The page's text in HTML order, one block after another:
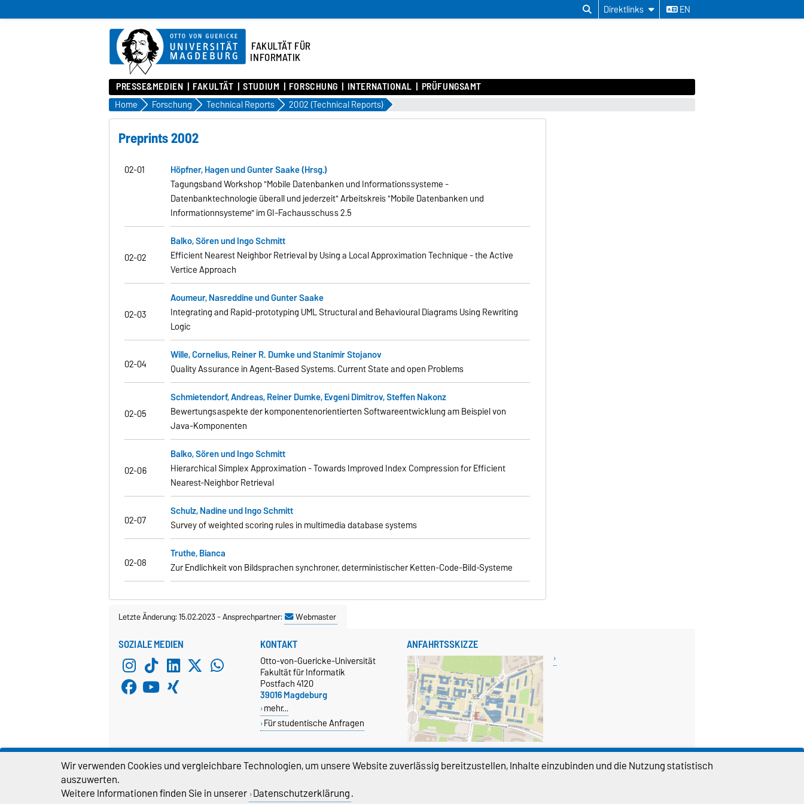
Direktlinks EN
FAKULTÄT FÜR
INFORMATIK
PRESSE&MEDIEN FAKULTÄT STUDIUM FORSCHUNG INTERNATIONAL PRÜFUNGSAMT
Home Forschung Technical Reports 2002 (Technical Reports)
Preprints 2002
02-01
Höpfner, Hagen und Gunter Saake (Hrsg.)
Tagungsband Workshop "Mobile Datenbanken und Informationssysteme -
Datenbanktechnologie überall und jederzeit" Arbeitskreis "Mobile Datenbanken und
Informationnsysteme" im GI-Fachausschuss 2.5
02-02
Balko, Sören und Ingo Schmitt
Efficient Nearest Neighbor Retrieval by Using a Local ApproximationTechnique - the Active
Vertice Approach
02-03
Aoumeur, Nasreddine und Gunter Saake
Integrating and Rapid-prototyping UML Structural and BehaviouralDiagrams Using Rewriting
Logic
02-04
Wille, Cornelius, Reiner R. Dumke und Stanimir Stojanov
Quality Assurance in Agent-Based Systems.Current State and open Problems
02-05
Schmietendorf, Andreas, Reiner Dumke, Evgeni Dimitrov, Steffen Nakonz
Bewertungsaspekte der komponentenorientierten Softwareentwicklung am Beispiel von
Java-Komponenten
02-06
Balko, Sören und Ingo Schmitt
Hierarchical Simplex Approximation - Towards Improved Index Compressionfor Efficient
Nearest-Neighbor Retrieval
02-07
Schulz, Nadine und Ingo Schmitt
Survey of weighted scoring rules in multimedia database systems
02-08
Truthe, Bianca
Zur Endlichkeit von Bildsprachen synchroner, deterministischer Ketten-Code-Bild-Systeme
Letzte Änderung: 15.02.2023-Ansprechpartner: Webmaster
SOZIALE MEDIEN KONTAKT
Otto-von-Guericke-Universität
Fakultät für Informatik
Postfach 4120
39016 Magdeburg
mehr…
Für studentische Anfragen
ANFAHRTSSKIZZE
Größere Karte anzeigen
WEBMASTER DEKANAT
Wir verwenden Cookies und vergleichbare Technologien, um unsere Website zuverlässig bereitzustellen, Inhalte einzubinden und die Nutzung statistisch
auszuwerten.
Weitere Informationen finden Sie in unserer Datenschutzerklärung.